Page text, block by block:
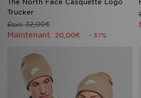
The North Face Casquette Logo
Trucker
Était32,00€
Maintenant 20,00€ - 37%